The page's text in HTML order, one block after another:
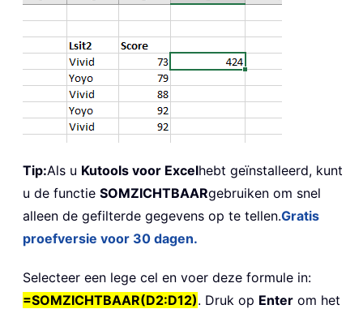
Tip:Als u Kutools voor Excelhebt geïnstalleerd, kunt
u de functie SOMZICHTBAARgebruiken om snel
alleen de gefilterde gegevens op te tellen.Gratis
proefversie voor 30 dagen.
Selecteer een lege cel en voer deze formule in:
=SOMZICHTBAAR(D2:D12). Druk op Enter om het